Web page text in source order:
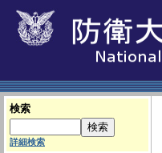
検索
詳細検索